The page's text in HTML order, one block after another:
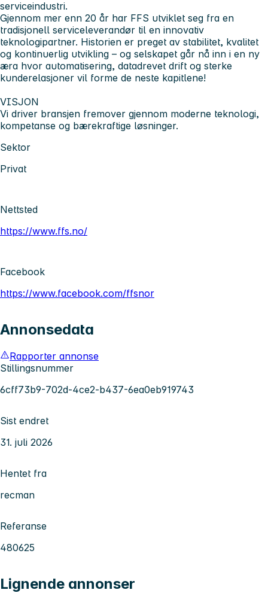
serviceindustri.
Gjennom mer enn 20 år har FFS utviklet seg fra en
tradisjonell serviceleverandør til en innovativ
teknologipartner. Historien er preget av stabilitet, kvalitet
og kontinuerlig utvikling – og selskapet går nå inn i en ny
æra hvor automatisering, datadrevet drift og sterke
kunderelasjoner vil forme de neste kapitlene!
VISJON
Vi driver bransjen fremover gjennom moderne teknologi,
kompetanse og bærekraftige løsninger.
Sektor
Privat
Nettsted
https://www.ffs.no/
Facebook
https://www.facebook.com/ffsnor
Annonsedata
Rapporter annonse
Stillingsnummer
6cff73b9-702d-4ce2-b437-6ea0eb919743
Sist endret
31. juli 2026
Hentet fra
recman
Referanse
480625
Lignende annonser